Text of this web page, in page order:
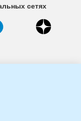
сетях